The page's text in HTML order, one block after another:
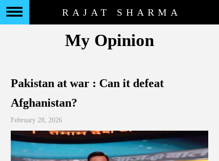
RAJAT SHARMA
My Opinion
Pakistan at war : Can it defeat
Afghanistan?
February 28, 2026